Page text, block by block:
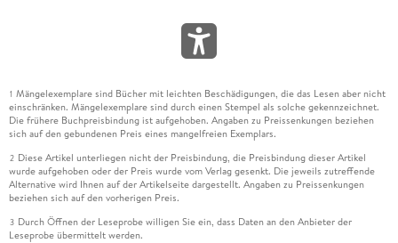
1 Mängelexemplare sind Bücher mit leichten Beschädigungen, die das Lesen aber nicht
einschränken. Mängelexemplare sind durch einen Stempel als solche gekennzeichnet.
Die frühere Buchpreisbindung ist aufgehoben. Angaben zu Preissenkungen beziehen
sich auf den gebundenen Preis eines mangelfreien Exemplars.
2 Diese Artikel unterliegen nicht der Preisbindung, die Preisbindung dieser Artikel
wurde aufgehoben oder der Preis wurde vom Verlag gesenkt. Die jeweils zutreffende
Alternative wird Ihnen auf der Artikelseite dargestellt. Angaben zu Preissenkungen
beziehen sich auf den vorherigen Preis.
3 Durch Öffnen der Leseprobe willigen Sie ein, dass Daten an den Anbieter der
Leseprobe übermittelt werden.